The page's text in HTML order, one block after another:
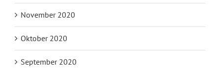
November 2020
Oktober 2020
September 2020